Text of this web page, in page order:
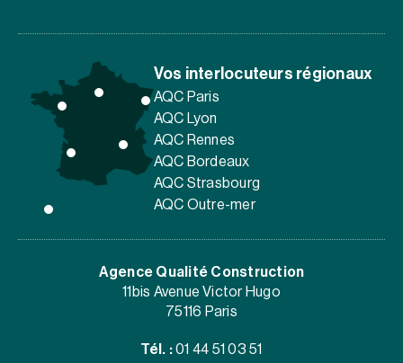
Vos interlocuteurs régionaux
AQC Paris
AQC Lyon
AQC Rennes
AQC Bordeaux
AQC Strasbourg
AQC Outre-mer
Agence Qualité Construction
11bis Avenue Victor Hugo
75116 Paris
Tél. : 01 44 51 03 51